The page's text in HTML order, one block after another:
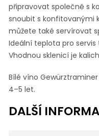
připravovat společně s
snoubit s konfitovanými
můžete také servírovat
Ideální teplota pro servis
Vhodnou sklenicí je
Bílé víno
4–5 let.
DALŠÍ